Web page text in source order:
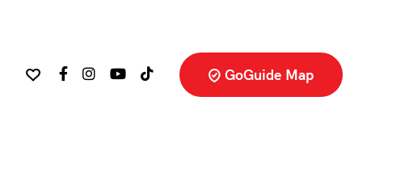
GoGuide Map